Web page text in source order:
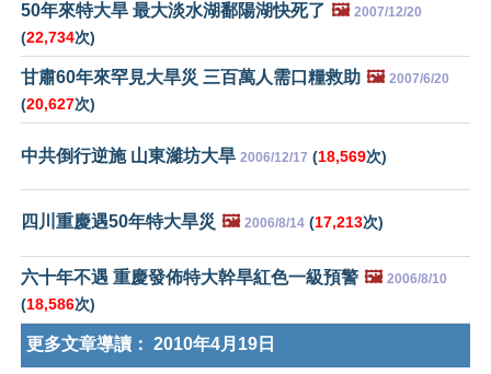
50年來特大旱 最大淡水湖鄱陽湖快死了 🖼️ 2007/12/20
(22,734次)
甘肅60年來罕見大旱災 三百萬人需口糧救助 🖼️ 2007/6/20
(20,627次)
中共倒行逆施 山東濰坊大旱 2006/12/17 (18,569次)
四川重慶遇50年特大旱災 🖼️ 2006/8/14 (17,213次)
六十年不遇 重慶發佈特大幹旱紅色一級預警 🖼️ 2006/8/10
(18,586次)
更多文章導讀： 2010年4月19日